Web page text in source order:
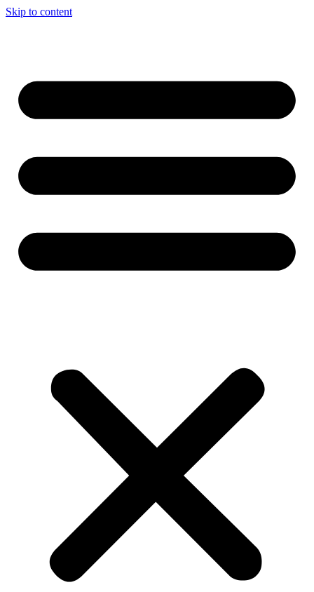
Skip to content